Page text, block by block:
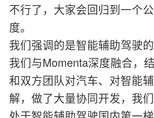
不行了，大家会回归到一个
度。
我们强调的是智能辅助驾驶的
我们与Momenta深度融合，
和双方团队对汽车、对智能
解，做了大量协同开发，我